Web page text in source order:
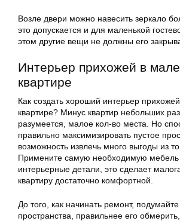
Возле двери можно навесить зеркало
это допускается и для маленькой
этом другие вещи не должны его
Интерьер прихожей в
квартире
Как создать хороший интерьер
квартире? Минус квартир небольших
разумеется, малое кол-во места. Но
правильно максимизировать пустое
возможность извлечь много выгоды из
Примените самую необходимую мебель
интерьерные детали, это сделает
квартиру достаточно комфортной.
До того, как начинать ремонт,
пространства, правильнее его